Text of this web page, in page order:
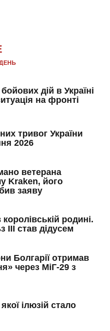
дій в Україні
на фронті
тривог України
2026
ветерана
Kraken, його
заяву
родині.
III став дідусем
Болгарії отримав
через МіГ-29 з
ілюзій стало